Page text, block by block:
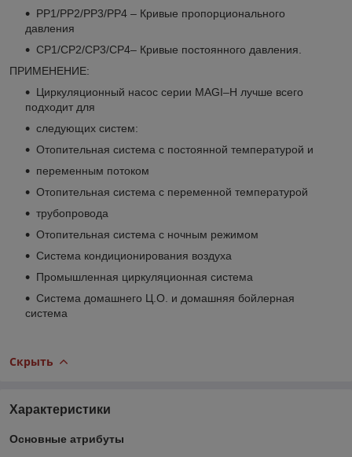
PP1/PP2/PP3/PP4 – Кривые пропорционального
давления
CP1/CP2/CP3/CP4– Кривые постоянного давления.
ПРИМЕНЕНИЕ:
Циркуляционный насос серии MAGI–H лучше всего
подходит для
следующих систем:
Отопительная система с постоянной температурой и
переменным потоком
Отопительная система с переменной температурой
трубопровода
Отопительная система с ночным режимом
Система кондиционирования воздуха
Промышленная циркуляционная система
Система домашнего Ц.О. и домашняя бойлерная
система
Скрыть
Характеристики
Основные атрибуты